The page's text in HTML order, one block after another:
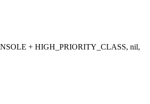
+ HIGH_PRIORITY_CLASS, nil,